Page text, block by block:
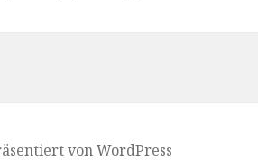
von WordPress